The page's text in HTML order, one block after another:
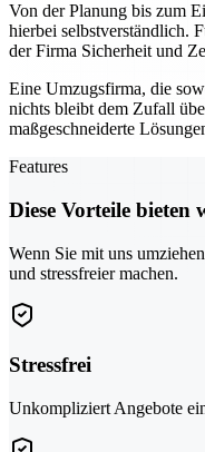
Von der Planung bis zum
hierbei selbstverständlich.
der Firma Sicherheit und
Eine Umzugsfirma, die
nichts bleibt dem Zufall
maßgeschneiderte
Features
Diese Vorteile bieten
Wenn Sie mit uns
und stressfreier machen.
Stressfrei
Unkompliziert Angebote